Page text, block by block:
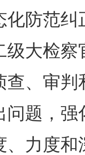
化防范
级大检
查、审
问题，
、力度